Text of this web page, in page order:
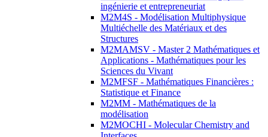
ingénierie et entrepreneuriat
M2M4S - Modélisation Multiphysique
Multiéchelle des Matériaux et des
Structures
M2MAMSV - Master 2 Mathématiques et
Applications - Mathématiques pour les
Sciences du Vivant
M2MFSF - Mathématiques Financières :
Statistique et Finance
M2MM - Mathématiques de la
modélisation
M2MOCHI - Molecular Chemistry and